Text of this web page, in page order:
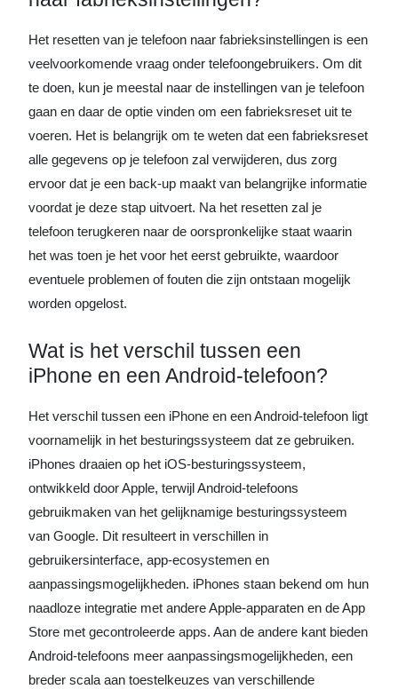
Het resetten van je telefoon naar fabrieksinstellingen is een
veelvoorkomende vraag onder telefoongebruikers. Om dit
te doen, kun je meestal naar de instellingen van je telefoon
gaan en daar de optie vinden om een fabrieksreset uit te
voeren. Het is belangrijk om te weten dat een fabrieksreset
alle gegevens op je telefoon zal verwijderen, dus zorg
ervoor dat je een back-up maakt van belangrijke informatie
voordat je deze stap uitvoert. Na het resetten zal je
telefoon terugkeren naar de oorspronkelijke staat waarin
het was toen je het voor het eerst gebruikte, waardoor
eventuele problemen of fouten die zijn ontstaan mogelijk
worden opgelost.
Wat is het verschil tussen een
iPhone en een Android-telefoon?
Het verschil tussen een iPhone en een Android-telefoon ligt
voornamelijk in het besturingssysteem dat ze gebruiken.
iPhones draaien op het iOS-besturingssysteem,
ontwikkeld door Apple, terwijl Android-telefoons
gebruikmaken van het gelijknamige besturingssysteem
van Google. Dit resulteert in verschillen in
gebruikersinterface, app-ecosystemen en
aanpassingsmogelijkheden. iPhones staan bekend om hun
naadloze integratie met andere Apple-apparaten en de App
Store met gecontroleerde apps. Aan de andere kant bieden
Android-telefoons meer aanpassingsmogelijkheden, een
breder scala aan toestelkeuzes van verschillende